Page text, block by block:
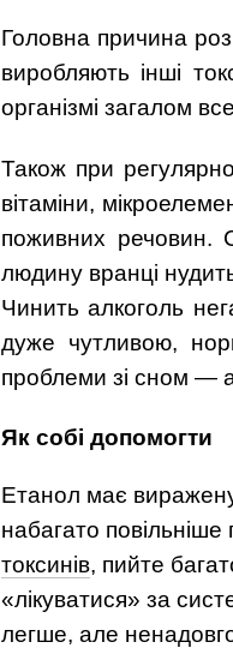
Головна причина
виробляють інші
організмі загалом
Також при
вітаміни,
поживних речовин.
людину вранці
Чинить алкоголь
дуже чутливою,
проблеми зі сном —
Як собі допомогти
Етанол має виражену
набагато
токсинів, пийте
«лікуватися» за
легше, але